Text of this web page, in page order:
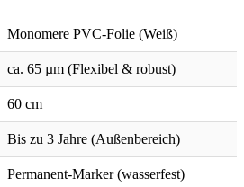
Monomere PVC-Folie (Weiß)
ca. 65 µm (Flexibel & robust)
60 cm
Bis zu 3 Jahre (Außenbereich)
Permanent-Marker (wasserfest)